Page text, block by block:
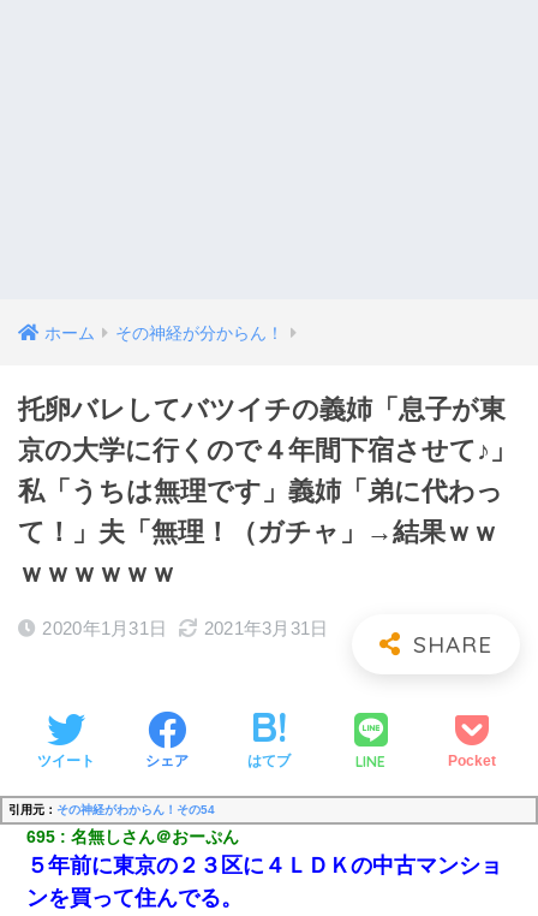
ホーム その神経が分からん！
托卵バレしてバツイチの義姉「息子が東
京の大学に行くので４年間下宿させて♪」
私「うちは無理です」義姉「弟に代わっ
て！」夫「無理！（ガチャ」→結果ｗｗ
ｗｗｗｗｗｗ
2020年1月31日 2021年3月31日
ツイート シェア はてブ LINE Pocket
引用元： その神経がわからん！その54
695 名無しさん＠おーぷん
５年前に東京の２３区に４ＬＤＫの中古マンショ
ンを買って住んでる。